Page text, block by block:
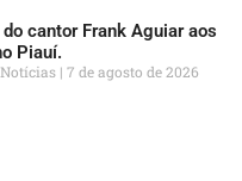
cantor Frank Aguiar aos
Piauí.
7 de agosto de 2026